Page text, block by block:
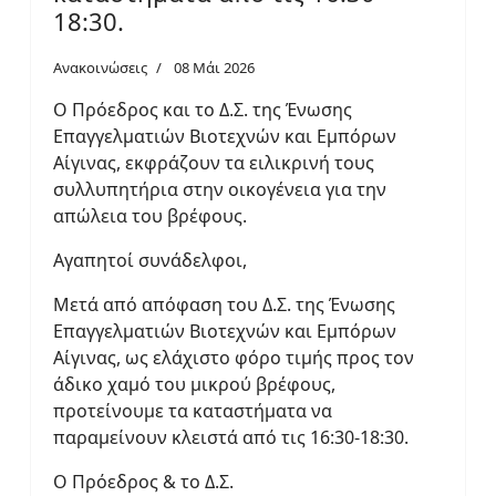
18:30.
Ανακοινώσεις 08 Μάι 2026
Ο Πρόεδρος και το Δ.Σ. της Ένωσης
Επαγγελματιών Βιοτεχνών και Εμπόρων
Αίγινας, εκφράζουν τα ειλικρινή τους
συλλυπητήρια στην οικογένεια για την
απώλεια του βρέφους.
Αγαπητοί συνάδελφοι,
Μετά από απόφαση του Δ.Σ. της Ένωσης
Επαγγελματιών Βιοτεχνών και Εμπόρων
Αίγινας, ως ελάχιστο φόρο τιμής προς τον
άδικο χαμό του μικρού βρέφους,
προτείνουμε τα καταστήματα να
παραμείνουν κλειστά από τις 16:30-18:30.
Ο Πρόεδρος & το Δ.Σ.